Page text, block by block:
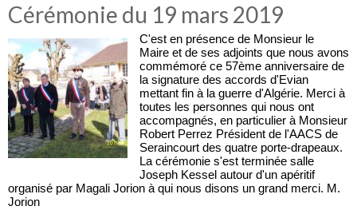
Cérémonie du 19 mars 2019
C'est en présence de Monsieur le
Maire et de ses adjoints que nous avons
commémoré ce 57ème anniversaire de
la signature des accords d'Evian
mettant fin à la guerre d'Algérie. Merci à
toutes les personnes qui nous ont
accompagnés, en particulier à Monsieur
Robert Perrez Président de l'AACS de
Seraincourt des quatre porte-drapeaux.
La cérémonie s'est terminée salle
Joseph Kessel autour d'un apéritif
organisé par Magali Jorion à qui nous disons un grand merci. M.
Jorion